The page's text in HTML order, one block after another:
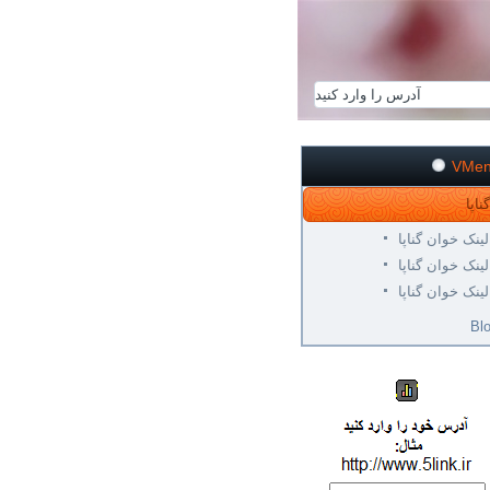
لینک خوان گناپا
لینک خوان گناپا
لینک خوان گناپا